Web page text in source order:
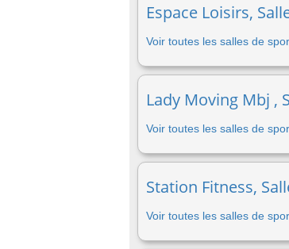
Espace Loisirs,
Voir toutes les salles de
Lady Moving Mbj ,
Voir toutes les salles de
Station Fitness,
Voir toutes les salles de